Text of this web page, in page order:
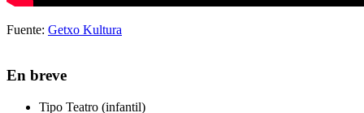
Fuente: Getxo Kultura
En breve
Tipo Teatro (infantil)